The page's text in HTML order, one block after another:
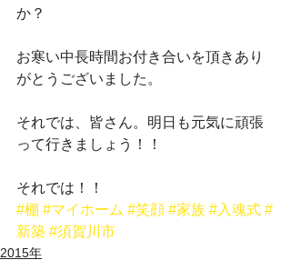
か？
お寒い中長時間お付き合いを頂きあり
がとうございました。
それでは、皆さん。明日も元気に頑張
って行きましょう！！
それでは！！
#棚 #マイホーム #笑顔 #家族 #入魂式 #
新築 #須賀川市
2015年